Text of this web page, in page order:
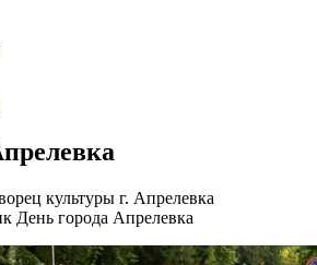
культуры г. Апрелевка
День города Апрелевка